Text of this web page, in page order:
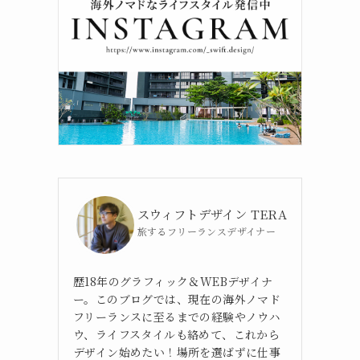
スウィフトデザイン TERA
旅するフリーランスデザイナー
歴18年のグラフィック＆WEBデザイナ
ー。このブログでは、現在の海外ノマド
フリーランスに至るまでの経験やノウハ
ウ、ライフスタイルも絡めて、これから
デザイン始めたい！場所を選ばずに仕事